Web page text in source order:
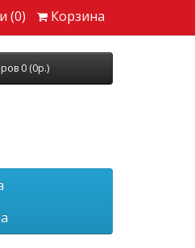
(0) Корзина
0 (0р.)